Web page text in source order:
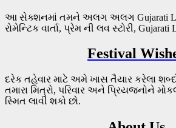
આ સેક્શનમાં તમને અલગ અલગ Gujarati
રોમેન્ટિક વાર્તા, પ્રેમ ની લવ સ્ટોરી,
Festival
દરેક તહેવાર માટે અમે ખાસ તૈયાર કરેલા
તમારા મિત્રો, પરિવાર અને પ્રિયજનોને
સ્મિત લાવી શકો છો.